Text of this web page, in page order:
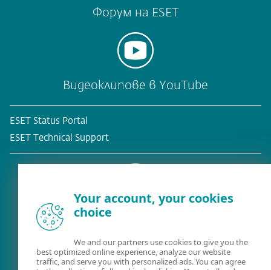
Форум на ESET
Видеоклипове в YouTube
ESET Status Portal
ESET Technical Support
Съществуващ клиент?
Your account, your cookies
choice
We and our partners use cookies to give you the
best optimized online experience, analyze our website
traffic, and serve you with personalized ads. You can agree